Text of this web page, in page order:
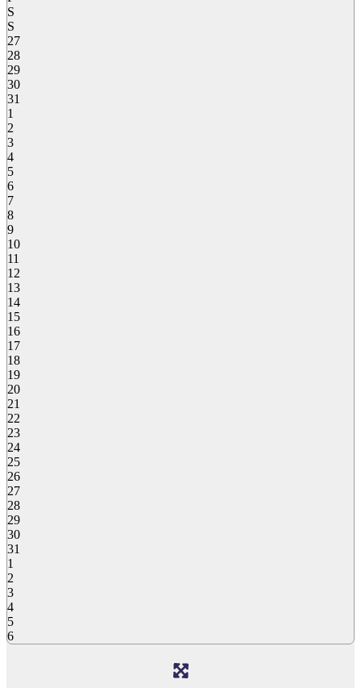
S
S
27
28
29
30
31
1
2
3
4
5
6
7
8
9
10
11
12
13
14
15
16
17
18
19
20
21
22
23
24
25
26
27
28
29
30
31
1
2
3
4
5
6